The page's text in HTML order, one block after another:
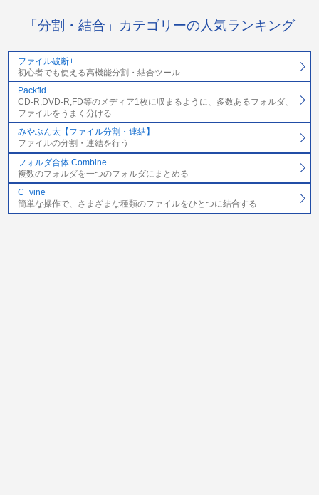
「分割・結合」カテゴリーの人気ランキング
ファイル破断+
初心者でも使える高機能分割・結合ツール
Packfld
CD-R,DVD-R,FD等のメディア1枚に収まるように、多数あるフォルダ、
ファイルをうまく分ける
みやぶん太【ファイル分割・連結】
ファイルの分割・連結を行う
フォルダ合体 Combine
複数のフォルダを一つのフォルダにまとめる
C_vine
簡単な操作で、さまざまな種類のファイルをひとつに結合する